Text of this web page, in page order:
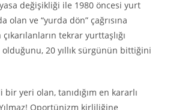
değişikliği ile 1980 öncesi yurt
olan ve “yurda dön” çağrısına
tekrar yurttaşlığı
olduğunu, 20 yıllık sürgünün bittiğini
bir yeri olan, tanıdığım en kararlı
Oportünizm kirliliğine